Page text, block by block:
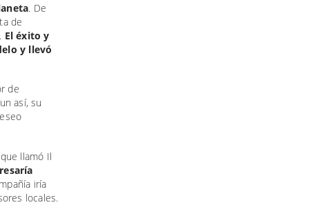
. De
de
El éxito y
y llevó
de
así, su
llamó Il
iría
locales.